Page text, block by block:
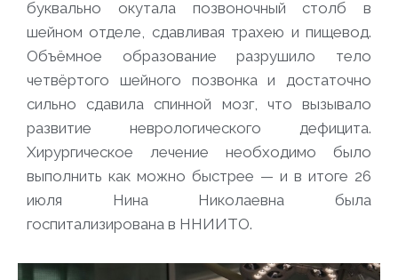
буквально окутала позвоночный столб в
шейном отделе, сдавливая трахею и пищевод.
Объёмное образование разрушило тело
четвёртого шейного позвонка и достаточно
сильно сдавила спинной мозг, что вызывало
развитие неврологического дефицита.
Хирургическое лечение необходимо было
выполнить как можно быстрее — и в итоге 26
июля Нина Николаевна была
госпитализирована в ННИИТО.